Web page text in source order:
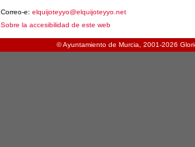
Correo-e: elquijoteyyo@elquijoteyyo.net
Sobre la accesibilidad de este web
© Ayuntamiento de Murcia, 2001-2026